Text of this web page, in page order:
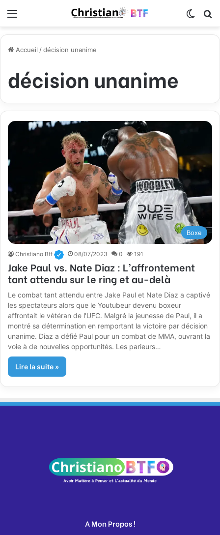
Accueil /décision unanime
décision unanime
Boxe
Christiano Btf 08/07/2023 0 191
Jake Paul vs. Nate Diaz : L’affrontement
tant attendu sur le ring et au-delà
Le combat tant attendu entre Jake Paul et Nate Diaz a captivé
les spectateurs alors que le Youtubeur devenu boxeur
affrontait le vétéran de l'UFC. Malgré la jeunesse de Paul, il a
montré sa détermination en remportant la victoire par décision
unanime. Diaz a défié Paul pour un combat de MMA, ouvrant la
voie à de nouvelles opportunités. Les parieurs…
Lire la suite »
A Mon Propos !